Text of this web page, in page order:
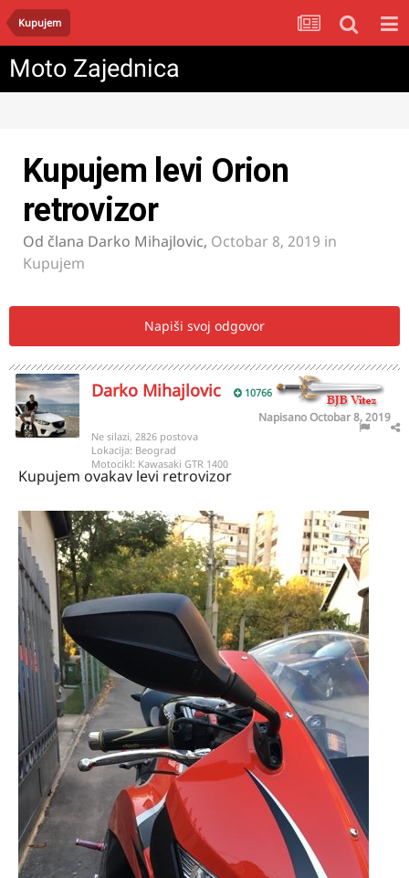
Kupujem
Moto Zajednica
Kupujem levi Orion
retrovizor
Od člana Darko Mihajlovic, Octobar 8, 2019 in
Kupujem
Napiši svoj odgovor
Darko Mihajlovic 10766
NapisanoOctobar 8, 2019
Ne silazi, 2826 postova
Lokacija: Beograd
Motocikl: Kawasaki GTR 1400
Kupujem ovakav levi retrovizor